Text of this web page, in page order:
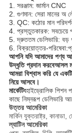
1. সরঞ্জাম: জার্মান CNC
2. গুণমান: সেরা মানের অ
3. QC: কঠোর মান
4. প্রস্তুতকারক: সবচেয়ে
5. দ্রুততম ডেলিভারি: বড়
6. বিক্রয়োত্তর-পরিষেবা:
আপনি যদি আমাদের পণ্য
উদ্ধৃতি প্রদান করবেআসল
আমরা বিশ্বাস করি যে
নিয়ে আসবে।
মার্কেটিংহাইড্রোলিক পিশন
কাছে নিম্নরূপ ডেলিভারি
উত্তর আমেরিকা
মার্কিন যুক্তরাষ্ট্র, কানাডা,
ল্যাটিন আমেরিকা